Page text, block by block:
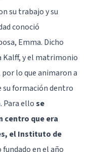
su trabajo y su
conoció
Emma. Dicho
Kalff, y el matrimonio
lo que animaron a
su formación dentro
Para ellose
centro que era
el Instituto de
fundado en el año